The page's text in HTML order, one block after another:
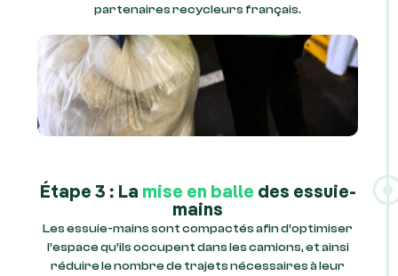
partenaires recycleurs français.
Étape 3 : La mise en balle des essuie-
mains
Les essuie-mains sont compactés afin d’optimiser
l’espace qu’ils occupent dans les camions, et ainsi
réduire le nombre de trajets nécessaires à leur